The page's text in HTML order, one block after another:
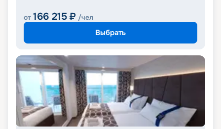
от 166 215 ₽ /чел
Выбрать